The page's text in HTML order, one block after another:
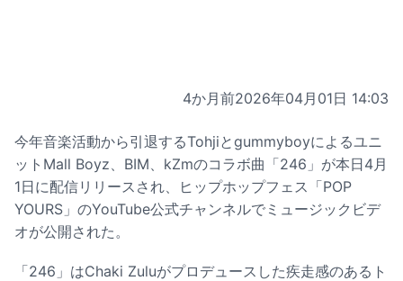
4か月前2026年04月01日 14:03
今年音楽活動から引退するTohjiとgummyboyによるユニ
ットMall Boyz、BIM、kZmのコラボ曲「246」が本日4月
1日に配信リリースされ、ヒップホップフェス「POP
YOURS」のYouTube公式チャンネルでミュージックビデ
オが公開された。
「246」はChaki Zuluがプロデュースした疾走感のあるト